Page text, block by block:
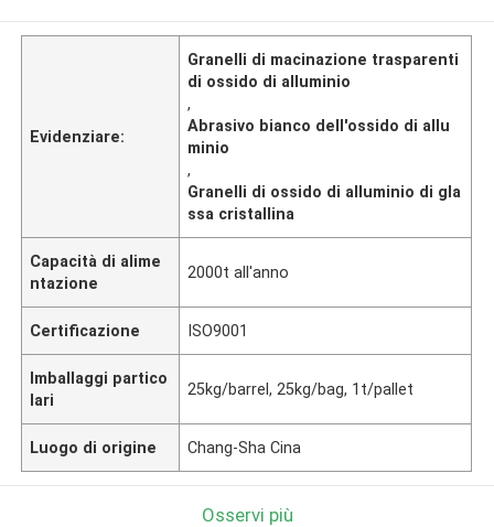
Evidenziare:
Granelli di macinazione trasparenti
di ossido di alluminio
,
Abrasivo bianco dell'ossido di allu
minio
,
Granelli di ossido di alluminio di gla
ssa cristallina
Capacità di alime
ntazione
2000t all'anno
Certificazione ISO9001
Imballaggi partico
lari
25kg/barrel, 25kg/bag, 1t/pallet
Luogo di origine Chang-Sha Cina
Osservi più